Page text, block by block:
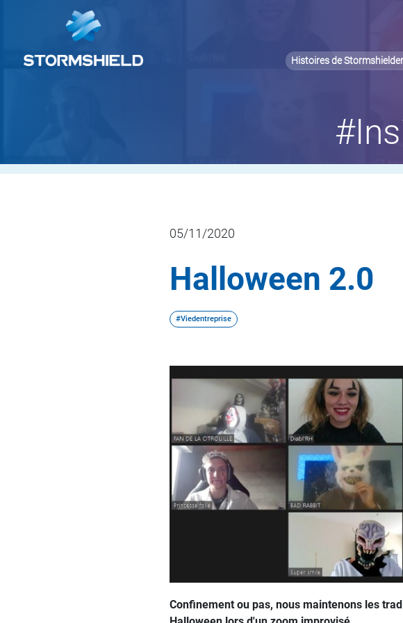
Histoires de
05/11/2020
Halloween 2.0
#Viedentreprise
Confinement ou pas, nous maintenons les